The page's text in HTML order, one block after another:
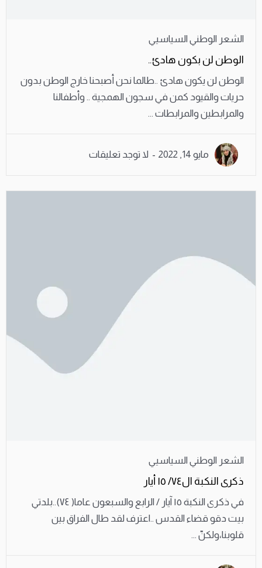
الشعر الوطني السياسيي
الوطن لن بكون هادئ..
الوطن لن يكون هادئ ..طالما نحن أصبحنا خارج الوطن بدون
حريات والقيود كمن في سجون الهمجية .. وأطفالنا
والمرابطين والمرابطات ...
مايو 14, 2022 لا توجد تعليقات
الشعر الوطني السياسيي
ذكرى النكبة ال٧٤/ ١٥ أيار
في ذكرى النكبة ١٥ آيار / الرابع والسبعون عاما( ٧٤)..بلدتي
بيت دقو قضاء القدس ..اعترف لقد طال الفراق بين
قلوبنا،ولكنّ ...